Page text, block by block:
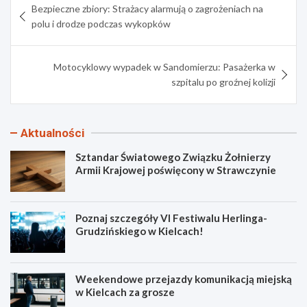
wpisu
Bezpieczne zbiory: Strażacy alarmują o zagrożeniach na
polu i drodze podczas wykopków
Motocyklowy wypadek w Sandomierzu: Pasażerka w
szpitalu po groźnej kolizji
Aktualności
Sztandar Światowego Związku Żołnierzy
Armii Krajowej poświęcony w Strawczynie
Poznaj szczegóły VI Festiwalu Herlinga-
Grudzińskiego w Kielcach!
Weekendowe przejazdy komunikacją miejską
w Kielcach za grosze